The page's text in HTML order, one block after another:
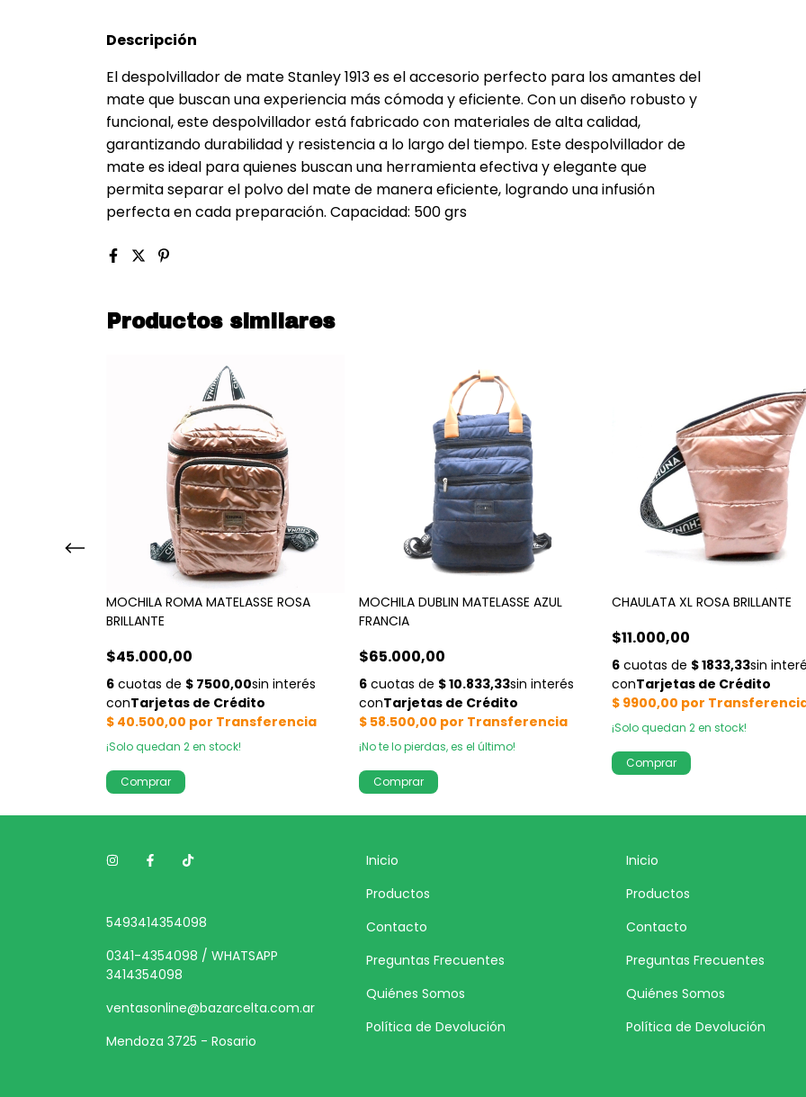
Descripción
El despolvillador de mate Stanley 1913 es el accesorio perfecto para los amantes del
mate que buscan una experiencia más cómoda y eficiente. Con un diseño robusto y
funcional, este despolvillador está fabricado con materiales de alta calidad,
garantizando durabilidad y resistencia a lo largo del tiempo. Este despolvillador de
mate es ideal para quienes buscan una herramienta efectiva y elegante que
permita separar el polvo del mate de manera eficiente, logrando una infusión
perfecta en cada preparación. Capacidad: 500 grs
Productos similares
MOCHILA ROMA MATELASSE ROSA
BRILLANTE
$45.000,00
¡Solo quedan 2en stock!
MOCHILA DUBLIN MATELASSE AZUL
FRANCIA
$65.000,00
¡No te lo pierdas, es el último!
CHAULATA XL ROSA BRILLANTE
$11.000,00
¡Solo quedan 2en stock!
5493414354098
0341-4354098 / WHATSAPP
3414354098
ventasonline@bazarcelta.com.ar
Mendoza 3725 - Rosario
Inicio
Productos
Contacto
Preguntas Frecuentes
Quiénes Somos
Política de Devolución
Inicio
Productos
Contacto
Preguntas Frecuentes
Quiénes Somos
Política de Devolución